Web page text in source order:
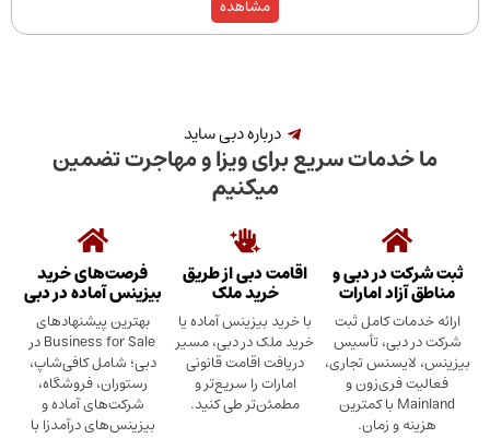
درباره دبی ساید
سریع برای ویزا و مهاجرت تضمین
در دبی و
امارات
کامل ثبت
تأسیس
تجاری،
و
Mainland با کمترین
اقامت دبی از طریق
خرید ملک
با خرید بیزینس آماده یا
خرید ملک در دبی، مسیر
دریافت اقامت قانونی
امارات را سریع‌تر و
مطمئن‌تر طی کنید.
فرصت‌های خرید
بیزینس آماده در دبی
بهترین پیشنهادهای
Business for Sale در
دبی؛ شامل کافی‌شاپ،
رستوران، فروشگاه،
شرکت‌های آماده و
بیزینس‌های درآمدزا با